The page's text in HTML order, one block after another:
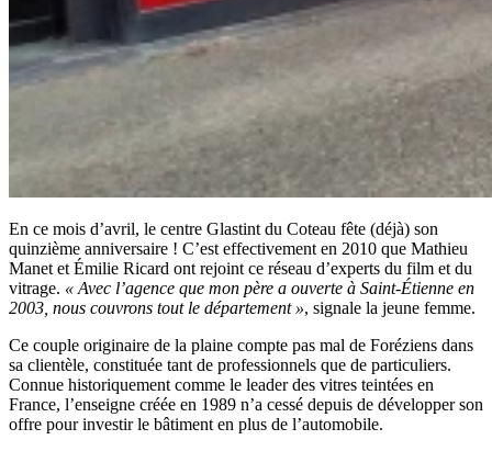
En ce mois d’avril, le centre Glastint du Coteau fête (déjà) son
quinzième anniversaire ! C’est effectivement en 2010 que Mathieu
Manet et Émilie Ricard ont rejoint ce réseau d’experts du film et du
vitrage. « Avec l’agence que mon père a ouverte à Saint-Étienne en
2003, nous couvrons tout le département », signale la jeune femme.
Ce couple originaire de la plaine compte pas mal de Foréziens dans
sa clientèle, constituée tant de professionnels que de particuliers.
Connue historiquement comme le leader des vitres teintées en
France, l’enseigne créée en 1989 n’a cessé depuis de développer son
offre pour investir le bâtiment en plus de l’automobile.